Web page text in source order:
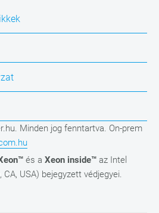
Minden jog fenntartva. On-prem
és a Xeon inside™ az Intel
USA) bejegyzett védjegyei.